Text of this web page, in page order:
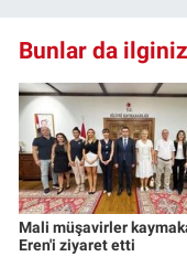
Bunlar da
Mali müşavirler
Eren'i ziyaret etti